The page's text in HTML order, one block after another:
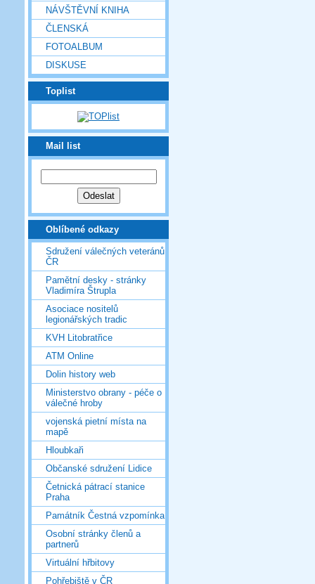
NÁVŠTĚVNÍ KNIHA
ČLENSKÁ
FOTOALBUM
DISKUSE
Toplist
Mail list
Oblíbené odkazy
Sdružení válečných veteránů
ČR
Pamětní desky - stránky
Vladimíra Štrupla
Asociace nositelů
legionářských tradic
KVH Litobratřice
ATM Online
Dolin history web
Ministerstvo obrany - péče o
válečné hroby
vojenská pietní místa na
mapě
Hloubkaři
Občanské sdružení Lidice
Četnická pátrací stanice
Praha
Památník Čestná vzpomínka
Osobní stránky členů a
partnerů
Virtuální hřbitovy
Pohřebiště v ČR